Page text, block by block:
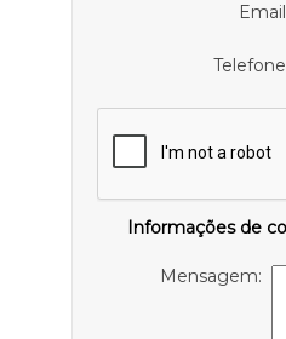
Informações de
Mensagem: